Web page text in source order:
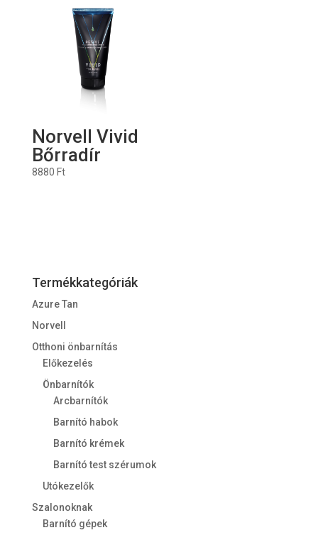
Norvell Vivid
Bőrradír
8880 Ft
Termékkategóriák
Azure Tan
Norvell
Otthoni önbarnítás
Előkezelés
Önbarnítók
Arcbarnítók
Barnító habok
Barnító krémek
Barnító test szérumok
Utókezelők
Szalonoknak
Barnító gépek